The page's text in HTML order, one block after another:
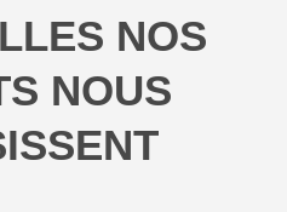
NOS
NOUS